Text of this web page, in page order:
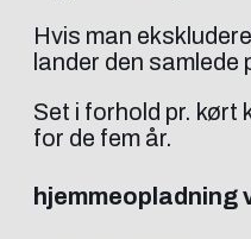
Hvis man
lander den
Set i forhold pr. kørt
for de fem år.